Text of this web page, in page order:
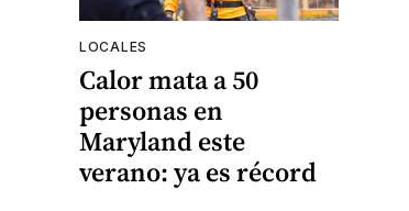
LOCALES
Calor mata a 50
personas en
Maryland este
verano: ya es récord